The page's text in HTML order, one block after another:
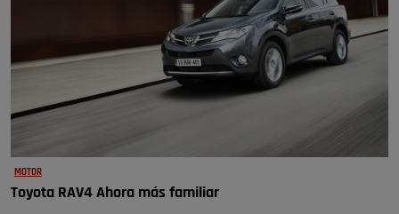
MOTOR
Toyota RAV4 Ahora más familiar